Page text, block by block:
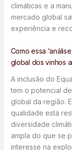
climáticas e a
mercado global
experiência e
Como essa
global dos vinhos
A inclusão do
tem o potencial
global da região.
qualidade está
diversidade
ampla do que se
interesse na